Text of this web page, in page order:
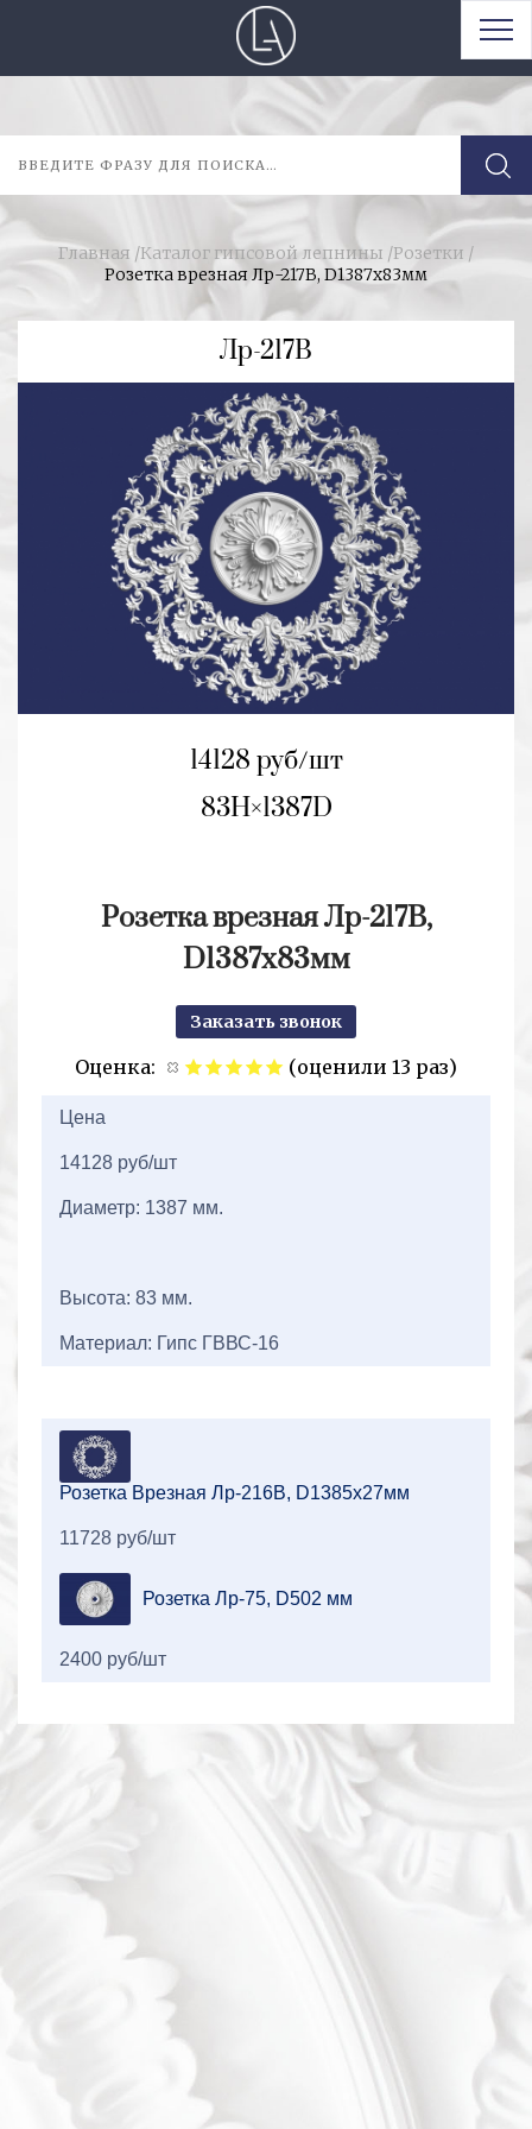
Главная /Каталог гипсовой лепнины /Розетки /
Розетка врезная Лр-217В, D1387x83мм
Лр-217В
14128 руб/шт
83H 1387D
Розетка врезная Лр-217В,
D1387x83мм
Заказать звонок
Оценка:
(оценили 13 раз)
Цена
14128 руб/шт
Диаметр: 1387 мм.
Высота: 83 мм.
Материал: Гипс ГВВС-16
Розетка Врезная Лр-216В, D1385x27мм
11728 руб/шт
Розетка Лр-75, D502 мм
2400 руб/шт